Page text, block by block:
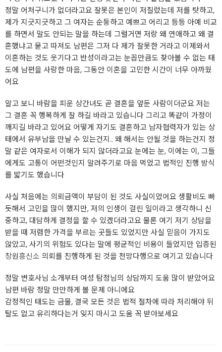
정말 어처구니가 없더라고요 잘못은 본인이 저질렀는데 저를 탓하고,
제가 지긋지긋하고 그 여자는 순둥하고 예쁘고 어리고 등등 아예 비교
를 하면서 말도 안되는 말을 하는데 그럴거면 저랑 왜 연애하고 왜 결
혼했냐고 묻고 따져도 남편은 그저 다 제가 잘못한 거라고 이제와서
이혼하는 것도 웃기다고 반성이라고는 눈꼽만큼도 찾아볼 수 없는 태
도에 남편을 사랑한 마음, 그동안 이혼을 고민한 시간이 너무 아까웠
어요
알고 보니 바람을 피운 상간녀도 곧 결혼을 앞둔 사람이더군요 저는
그 결혼 꼭 행복하게 잘 하길 바라고 있습니다 그리고 똑같이 가정이
깨지길 바라고 있어요 어떻게 자기도 결혼하고 남자협력자가 있는 상
태에서 유부남을 만날 수 있는건지.. 왜 해서는 안될 것을 하는건지 정
말 같은 여자로서 이해가 되지 않더라고요 눈에는 눈, 이에는 이, 그들
에게도 고통이 어떤것인지 알려주기로 마음 먹었고 법적인 진행 방식
를 밟기도 했습니다
사실 처음에는 의뢰금액이 부담이 된 것도 사실이었어요 생활비도 빠
듯해서 고민을 많이 했지만, 저의 인생이 걸린 일이라고 생각하니 신
중하고, 대담하게 결정을 할 수 있겠더라고요 물론 여기 저기 상담을
받을 때 저렴한 가격을 부르는 곳들도 있었지만 사실 믿음이 가지도
않았고, 사기의 위험도 있다는 말에 평균적인 비용이 들었지만 입증된
창원흥신소 의뢰를 진행하게 된 것을 천망다행으로 여기고 있습니다
정말 변호사님 소개부터 여성 탐정님의 상담까지 도움 많이 받았어요
남편 바람 정말 만만하게 볼 문제 아니에요
감정적인 태도는 금물, 결국 모든 것은 법적 절차에 따라 처리해야 뒤
탈도 없고 유리하다는거 잊지 마시고 도움 꼭 받아보세요